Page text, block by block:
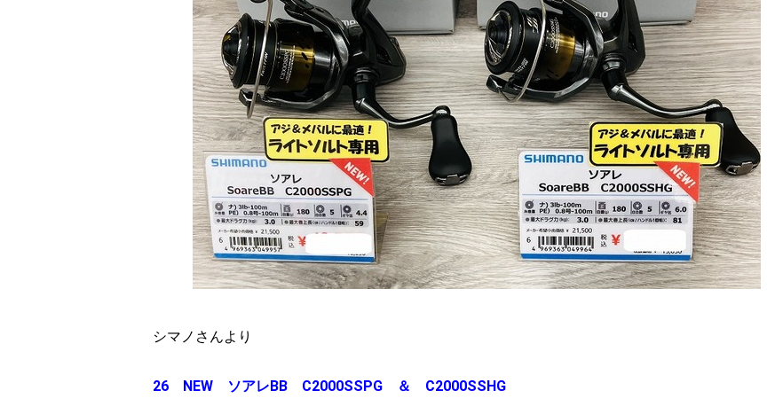
シマノさんより
26 NEW ソアレBB C2000SSPG ＆ C2000SSHG